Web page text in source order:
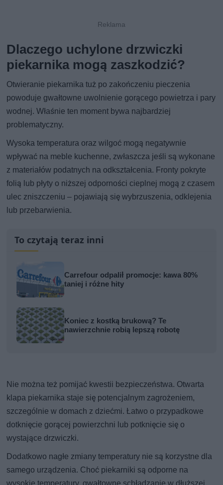
Dlaczego uchylone drzwiczki
piekarnika mogą zaszkodzić?
Otwieranie piekarnika tuż po zakończeniu pieczenia
powoduje gwałtowne uwolnienie gorącego powietrza i pary
wodnej. Właśnie ten moment bywa najbardziej
problematyczny.
Wysoka temperatura oraz wilgoć mogą negatywnie
wpływać na meble kuchenne, zwłaszcza jeśli są wykonane
z materiałów podatnych na odkształcenia. Fronty pokryte
folią lub płyty o niższej odporności cieplnej mogą z czasem
ulec zniszczeniu – pojawiają się wybrzuszenia, odklejenia
lub przebarwienia.
To czytają teraz inni
Carrefour odpalił promocje: kawa 80%
taniej i różne hity
Koniec z kostką brukową? Te
nawierzchnie robią lepszą robotę
Nie można też pomijać kwestii bezpieczeństwa. Otwarta
klapa piekarnika staje się potencjalnym zagrożeniem,
szczególnie w domach z dziećmi. Łatwo o przypadkowe
dotknięcie gorącej powierzchni lub potknięcie się o
wystające drzwiczki.
Dodatkowo nagłe zmiany temperatury nie są korzystne dla
samego urządzenia. Choć piekarniki są odporne na